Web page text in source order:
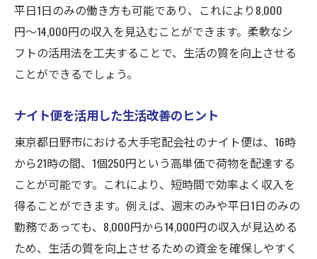
平日1日のみの働き方も可能であり、これにより8,000
円〜14,000円の収入を見込むことができます。柔軟なシ
フトの活用法を工夫することで、生活の質を向上させる
ことができるでしょう。
ナイト便を活用した生活改善のヒント
東京都日野市における大手宅配会社のナイト便は、16時
から21時の間、1個250円という高単価で荷物を配達する
ことが可能です。これにより、短時間で効率よく収入を
得ることができます。例えば、週末のみや平日1日のみの
勤務であっても、8,000円から14,000円の収入が見込める
ため、生活の質を向上させるための資金を確保しやすく